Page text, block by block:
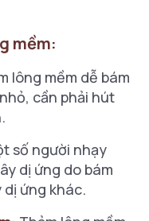
mềm:
lông mềm dễ bám
cần phải hút
số người nhạy
dị ứng do bám
dị ứng khác.